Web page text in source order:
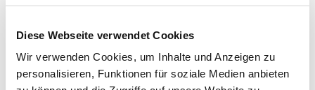
Diese Webseite verwendet Cookies
Wir verwenden Cookies, um Inhalte und Anzeigen zu
personalisieren, Funktionen für soziale Medien anbieten
Christuskirche, Parkallee 18, 44866
Bochum